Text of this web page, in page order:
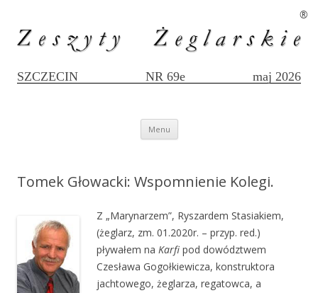
SZCZECIN NR 69e maj 2026
®
Menu Przejdź
Tomek Głowacki: Wspomnienie Kolegi.
Z „Marynarzem”, Ryszardem Stasiakiem,
(żeglarz, zm. 01.2020r. – przyp. red.)
pływałem na Karfi pod dowództwem
Czesława Gogołkiewicza, konstruktora
jachtowego, żeglarza, regatowca, a